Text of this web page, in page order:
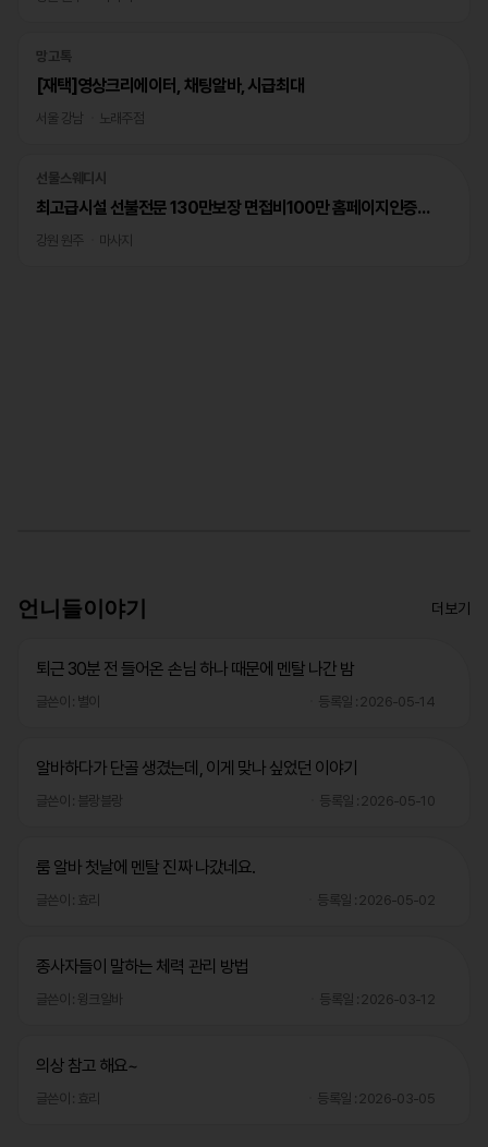
망고톡
[재택]영상크리에이터, 채팅알바, 시급최대
서울 강남 노래주점
선물스웨디시
최고급시설 선불전문 130만보장 면접비100만 홈페이지인증완료
강원 원주 마사지
언니들이야기 더보기
퇴근 30분 전 들어온 손님 하나 때문에 멘탈 나간 밤
글쓴이 : 별이 등록일 : 2026-05-14
알바하다가 단골 생겼는데, 이게 맞나 싶었던 이야기
글쓴이 : 블랑블랑 등록일 : 2026-05-10
룸 알바 첫날에 멘탈 진짜 나갔네요.
글쓴이 : 효리 등록일 : 2026-05-02
종사자들이 말하는 체력 관리 방법
글쓴이 : 윙크알바 등록일 : 2026-03-12
의상 참고 해요~
글쓴이 : 효리 등록일 : 2026-03-05